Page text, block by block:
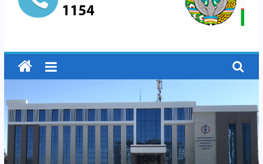
hududiy
elektr
tarmoqlari
korxonasi”
AJ